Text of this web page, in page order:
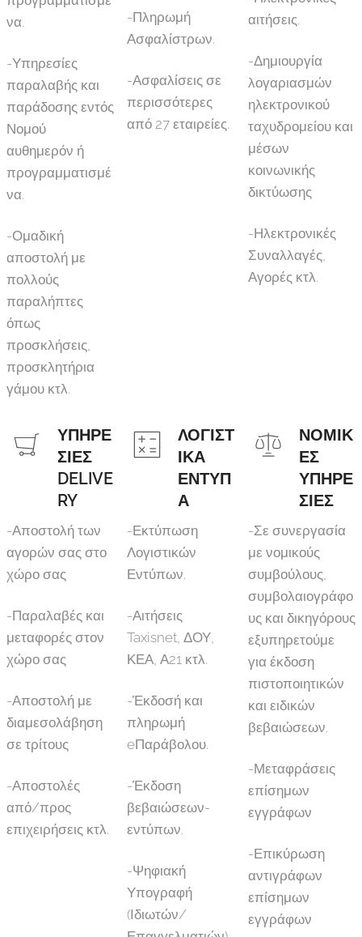
να.
-Υπηρεσίες
παραλαβής και
παράδοσης εντός
Νομού
αυθημερόν ή
προγραμματισμέ
να.
-Ομαδική
αποστολή με
πολλούς
παραλήπτες
όπως
προσκλήσεις,
προσκλητήρια
γάμου κτλ.
-Πληρωμή
Ασφαλίστρων.
-Ασφαλίσεις σε
περισσότερες
από 27 εταιρείες.
αιτήσεις.
-Δημιουργία
λογαριασμών
ηλεκτρονικού
ταχυδρομείου και
μέσων
κοινωνικής
δικτύωσης
-Ηλεκτρονικές
Συναλλαγές,
Αγορές κτλ.
ΥΠΗΡΕ
ΣΙΕΣ
DELIVE
RY
-Αποστολή των
αγορών σας στο
χώρο σας
-Παραλαβές και
μεταφορές στον
χώρο σας
-Αποστολή με
διαμεσολάβηση
σε τρίτους
-Αποστολές
από/προς
επιχειρήσεις κτλ.
ΛΟΓΙΣΤ
ΙΚΑ
ΕΝΤΥΠ
Α
-Εκτύπωση
Λογιστικών
Εντύπων.
-Αιτήσεις
Taxisnet, ΔΟΥ,
ΚΕΑ, Α21 κτλ.
-Έκδοσή και
πληρωμή
eΠαράβολου.
-Έκδοση
βεβαιώσεων-
εντύπων.
-Ψηφιακή
Υπογραφή
(Ιδιωτών/
ΝΟΜΙΚ
ΕΣ
ΥΠΗΡΕ
ΣΙΕΣ
-Σε συνεργασία
με νομικούς
συμβούλους,
συμβολαιογράφο
υς και δικηγόρους
εξυπηρετούμε
για έκδοση
πιστοποιητικών
και ειδικών
βεβαιώσεων.
-Μεταφράσεις
επίσημων
εγγράφων
-Επικύρωση
αντιγράφων
επίσημων
εγγράφων